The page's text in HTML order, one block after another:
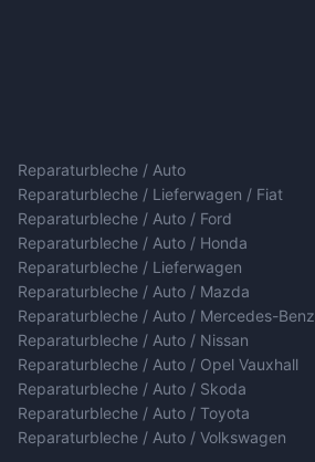
Reparaturbleche / Auto
Reparaturbleche / Lieferwagen / Fiat
Reparaturbleche / Auto / Ford
Reparaturbleche / Auto / Honda
Reparaturbleche / Lieferwagen
Reparaturbleche / Auto / Mazda
Reparaturbleche / Auto / Mercedes-Benz
Reparaturbleche / Auto / Nissan
Reparaturbleche / Auto / Opel Vauxhall
Reparaturbleche / Auto / Skoda
Reparaturbleche / Auto / Toyota
Reparaturbleche / Auto / Volkswagen